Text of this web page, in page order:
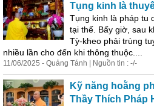
Tụng kinh là
Tụng kinh là pháp tu
tại thế. Bấy giờ, sau
Tỳ-kheo phải trùng
nhiều lần cho đến khi thông thuộc....
11/06/2025 - Quảng Tánh | Nguồn tin : -/-
Kỹ năng hoằng
Thầy Thích Pháp